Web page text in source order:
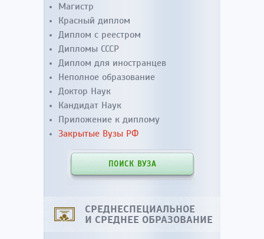
Магистр
Красный диплом
Диплом с реестром
Дипломы СССР
Диплом для иностранцев
Неполное образование
Доктор Наук
Кандидат Наук
Приложение к диплому
Закрытые Вузы РФ
ПОИСК ВУЗА
СРЕДНЕСПЕЦИАЛЬНОЕ
И СРЕДНЕЕ ОБРАЗОВАНИЕ